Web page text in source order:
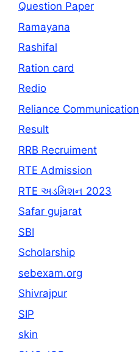
Question Paper
Ramayana
Rashifal
Ration card
Redio
Reliance Communication
Result
RRB Recruiment
RTE Admission
RTE અડમિશન 2023
Safar gujarat
SBI
Scholarship
sebexam.org
Shivrajpur
SIP
skin